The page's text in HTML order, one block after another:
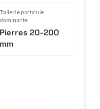
Taille de particule
dominante
Pierres 20-200
mm